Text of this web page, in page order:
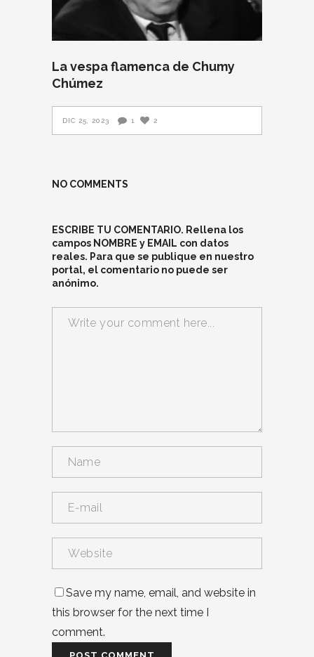
La vespa flamenca de Chumy
Chúmez
DIC 25, 2023 1 2
NO COMMENTS
ESCRIBE TU COMENTARIO. Rellena los
campos NOMBRE y EMAIL con datos
reales. Para que se publique en nuestro
portal, el comentario no puede ser
anónimo.
Save my name, email, and website in
this browser for the next time I
comment.